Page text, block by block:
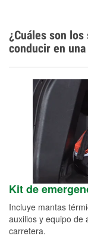
¿Cuáles son
conducir en
Kit de
Incluye mantas
auxilios y equipo de
carretera.